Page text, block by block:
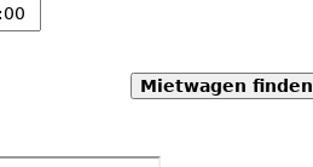
Mietwagen finden